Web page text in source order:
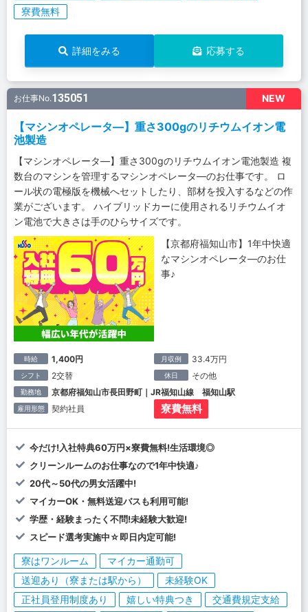
寮費無料
詳細をみる 応募する
NEW
お仕事No.135051
【マシンオペレータ―】重さ300gのリチウムイオン電
池製造
【マシンオペレータ―】重さ300gのリチウムイオン電池製造 複
数台のマシンを管理するマシンオペレータ―のお仕事です。 ロ
ール状の電極版を機械へセットしたり、部材を投入するなどの作
業がございます。 ハイブリッドカーに使用されるリチウムイオ
ン電池で大きさは手のひらサイズです。
【京都府福知山市】1年中快適
なマシンオペレータ―のお仕
事♪
時給 1,400円 月収例 33.4万円
シフト 2交替 休日 その他
勤務地 京都府福知山市長田野町｜JR福知山線 福知山駅
雇用形態 契約社員 寮費無料
今だけ!入社特典60万円×寮費無料!生活環境◎
クリーンルームのお仕事なので1年中快適♪
20代～50代の男女活躍中!
マイカーOK・無料送迎バスも利用可能!
学歴・経験まったく不問!未経験大歓迎!
スピード選考実施中☆即日内定可能!
寮はワンルーム
マイカー通勤可
送迎あり（寮または駅から）
未経験OK
正社員登用制度あり
嬉しい特典つき
交通費規定支給